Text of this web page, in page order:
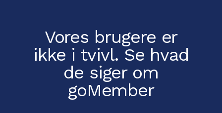
Vores brugere er
ikke i tvivl. Se hvad
de siger om
goMember